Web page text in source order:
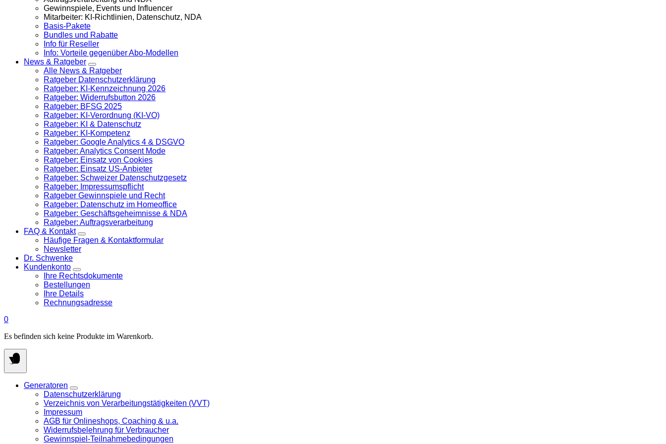
Gewinnspiele, Events und Influencer
Mitarbeiter: KI-Richtlinien, Datenschutz, NDA
Basis-Pakete
Bundles und Rabatte
Info für Reseller
Info: Vorteile gegenüber Abo-Modellen
News & Ratgeber
Alle News & Ratgeber
Ratgeber Datenschutzerklärung
Ratgeber: KI-Kennzeichnung 2026
Ratgeber: Widerrufsbutton 2026
Ratgeber: BFSG 2025
Ratgeber: KI-Verordnung (KI-VO)
Ratgeber: KI & Datenschutz
Ratgeber: KI-Kompetenz
Ratgeber: Google Analytics 4 & DSGVO
Ratgeber: Analytics Consent Mode
Ratgeber: Einsatz von Cookies
Ratgeber: Einsatz US-Anbieter
Ratgeber: Schweizer Datenschutzgesetz
Ratgeber: Impressumspflicht
Ratgeber Gewinnspiele und Recht
Ratgeber: Datenschutz im Homeoffice
Ratgeber: Geschäftsgeheimnisse & NDA
Ratgeber: Auftragsverarbeitung
FAQ & Kontakt
Häufige Fragen & Kontaktformular
Newsletter
Dr. Schwenke
Kundenkonto
Ihre Rechtsdokumente
Bestellungen
Ihre Details
Rechnungsadresse
0
Es befinden sich keine Produkte im Warenkorb.
Generatoren
Datenschutzerklärung
Verzeichnis von Verarbeitungstätigkeiten (VVT)
Impressum
AGB für Onlineshops, Coaching & u.a.
Widerrufsbelehrung für Verbraucher
Gewinnspiel-Teilnahmebedingungen